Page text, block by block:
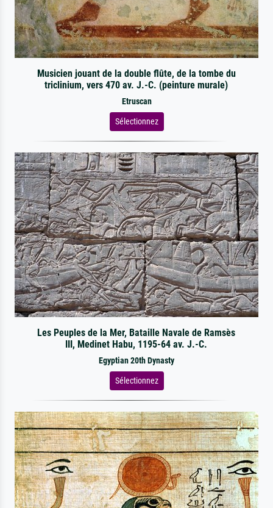
Musicien jouant de la double flûte, de la tombe du
triclinium, vers 470 av. J.-C. (peinture murale)
Etruscan
Sélectionnez
Les Peuples de la Mer, Bataille Navale de Ramsès
III, Medinet Habu, 1195-64 av. J.-C.
Egyptian 20th Dynasty
Sélectionnez